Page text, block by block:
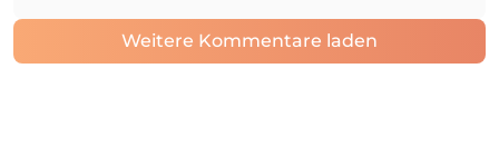
Weitere Kommentare laden